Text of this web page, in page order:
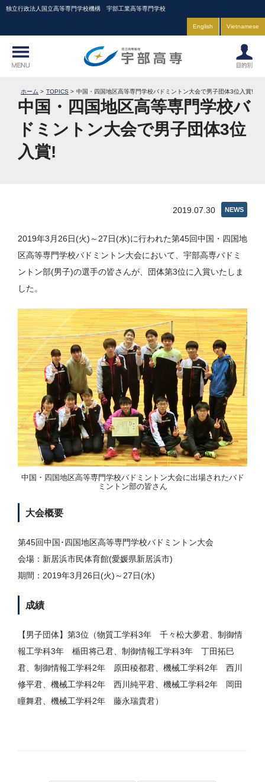
独立行政法人国立高等専門学校機構 宇部工業高等専門学校
English Vietnamese
ホーム TOPICS 中国・四国地区高等専門学校バドミントン大会で男子団体3位入賞!
中国・四国地区高等専門学校バ
ドミントン大会で男子団体3位
入賞!
NEWS
2019.07.30
2019年3月26日(火)～27日(水)に行われた第45回中国・四国地
区高等専門学校バドミントン大会において、宇部高専バドミ
ントン部(男子)の選手の皆さんが、団体第3位に入賞いたしま
した。
中国・四国地区高等専門学校バドミントン大会に出場されたバド
ミントン部の皆さん
大会概要
第45回中国･四国地区高等専門学校バドミントン大会
会場：新居浜市民体育館(愛媛県新居浜市)
期間：2019年3月26日(火)～27日(水)
成績
【男子団体】第3位（物質工学科3年 千々松大夢君、制御情
報工学科3年 楯田将己君、制御情報工学科3年 丁田拓巳
君、制御情報工学科2年 原田稜都君、機械工学科2年 西川
修平君、機械工学科2年 西川純平君、機械工学科2年 岡田
瞳舞君、機械工学科2年 藤永瑞貴君）